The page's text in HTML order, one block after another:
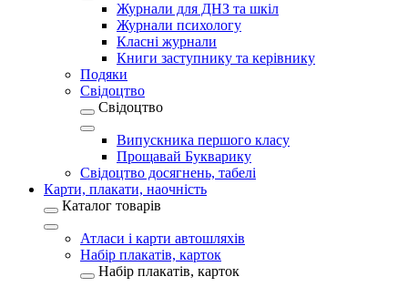
Журнали для ДНЗ та шкіл
Журнали психологу
Класні журнали
Книги заступнику та керівнику
Подяки
Свідоцтво
Свідоцтво
Випускника першого класу
Прощавай Букварику
Свідоцтво досягнень, табелі
Карти, плакати, наочність
Каталог товарів
Атласи і карти автошляхів
Набір плакатів, карток
Набір плакатів, карток